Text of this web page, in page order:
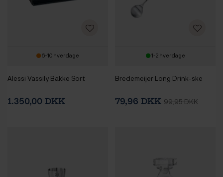
6-10 hverdage
Alessi Vassily Bakke Sort
1.350,00 DKK
1-2 hverdage
Bredemeijer Long Drink-ske
79,96 DKK 99,95 DKK